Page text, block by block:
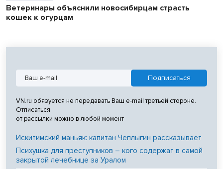
Ветеринары объяснили новосибирцам страсть
кошек к огурцам
VN.ru обязуется не передавать Ваш e-mail третьей стороне.
Отписаться
от рассылки можно в любой момент
Искитимский маньяк: капитан Чеплыгин рассказывает
Психушка для преступников – кого содержат в самой
закрытой лечебнице за Уралом